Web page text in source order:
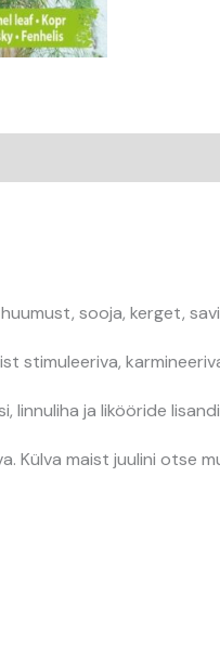
sooja, kerget,
stimuleeriva,
linnuliha ja likööride
Külva maist juulini otse